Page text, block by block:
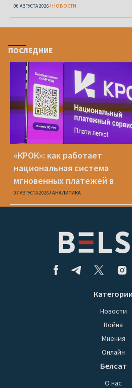
06 АВГУСТА 2026 НОВОСТИ
ПОСЛЕДНИЕ
«КРОК»: как работает
национальная система
мгновенных платежей в
Беларуси
07 АВГУСТА 2026 АНАЛИТИКА
Категории
Новости
Война
Мнения
Онлайн
Белсат
О нас